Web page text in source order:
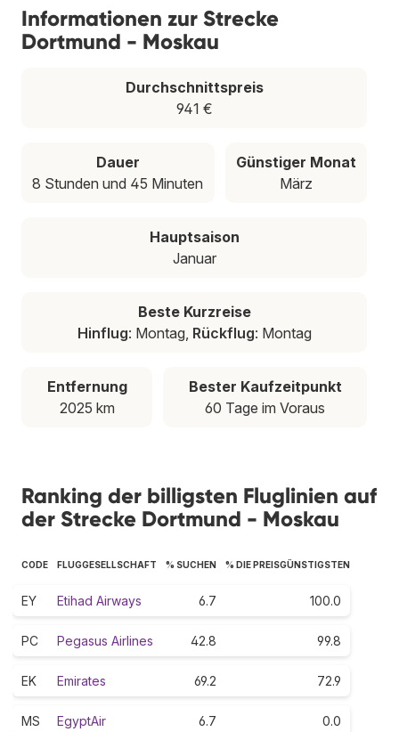
Informationen zur Strecke
Dortmund - Moskau
Durchschnittspreis
941 €
Dauer
8 Stunden und 45 Minuten
Günstiger Monat
März
Hauptsaison
Januar
Beste Kurzreise
Hinflug: Montag, Rückflug: Montag
Entfernung
2025 km
Bester Kaufzeitpunkt
60 Tage im Voraus
Ranking der billigsten Fluglinien auf
der Strecke Dortmund - Moskau
CODE FLUGGESELLSCHAFT % SUCHEN % DIE PREISGÜNSTIGSTEN
EY Etihad Airways 6.7 100.0
PC Pegasus Airlines 42.8 99.8
EK Emirates 69.2 72.9
MS EgyptAir 6.7 0.0